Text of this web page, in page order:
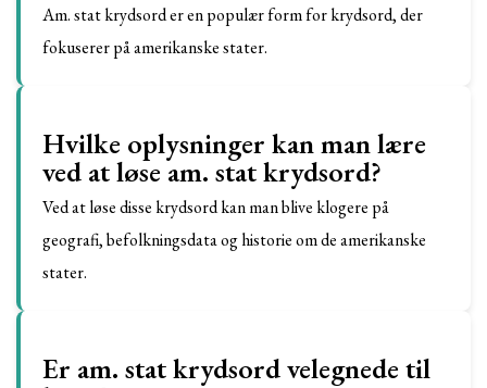
Am. stat krydsord er en populær form for krydsord, der
fokuserer på amerikanske stater.
Hvilke oplysninger kan man lære
ved at løse am. stat krydsord?
Ved at løse disse krydsord kan man blive klogere på
geografi, befolkningsdata og historie om de amerikanske
stater.
Er am. stat krydsord velegnede til